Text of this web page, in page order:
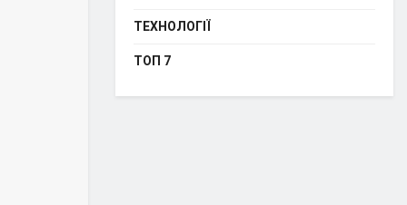
ТЕХНОЛОГІЇ
ТОП 7